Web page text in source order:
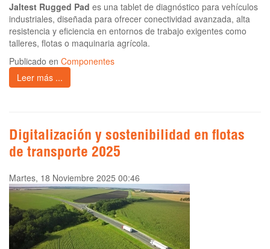
Jaltest Rugged Pad es una tablet de diagnóstico para vehículos
industriales, diseñada para ofrecer conectividad avanzada, alta
resistencia y eficiencia en entornos de trabajo exigentes como
talleres, flotas o maquinaria agrícola.
Publicado en Componentes
Leer más ...
Digitalización y sostenibilidad en flotas
de transporte 2025
Martes, 18 Noviembre 2025 00:46